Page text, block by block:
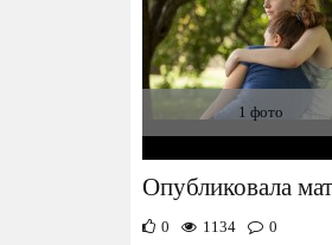
1 фото
Опубликовала
0 1134 0